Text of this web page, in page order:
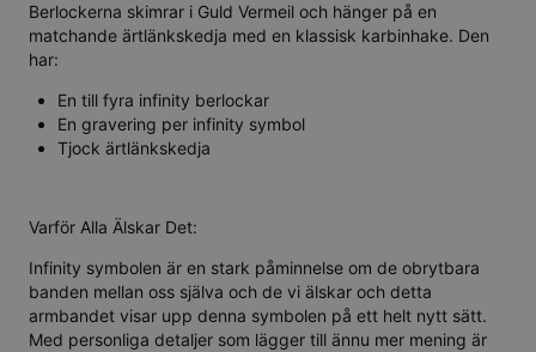
Berlockerna skimrar i Guld Vermeil och hänger på en
matchande ärtlänkskedja med en klassisk karbinhake. Den
har:
En till fyra infinity berlockar
En gravering per infinity symbol
Tjock ärtlänkskedja
Varför Alla Älskar Det:
Infinity symbolen är en stark påminnelse om de obrytbara
banden mellan oss själva och de vi älskar och detta
armbandet visar upp denna symbolen på ett helt nytt sätt.
Med personliga detaljer som lägger till ännu mer mening är